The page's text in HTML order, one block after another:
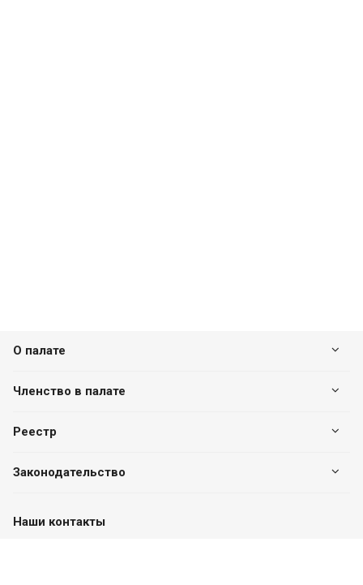
О палате
Членство в палате
Реестр
Законодательство
Наши контакты